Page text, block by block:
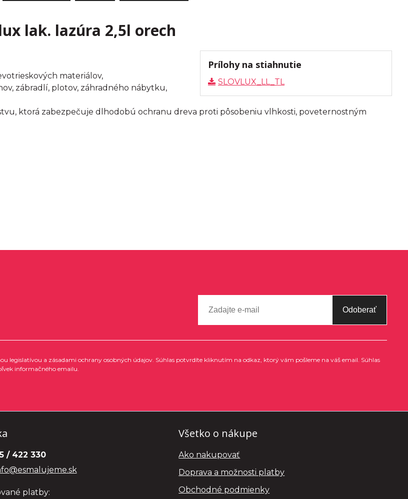
lak. lazúra 2,5l orech
Prílohy na stiahnutie
SLOVLUX_LL_TL
materiálov,
zábradlí, plotov, záhradného nábytku,
ktorá zabezpečuje dlhodobú ochranu dreva proti pôsobeniu vlhkosti, poveternostným
Odoberať
legislatívou a zásadami ochrany osobných údajov. Súhlas potvrdíte kliknutím na odkaz, ktorý vám pošleme na váš email. Súhlas
informačného emailu.
/ 422 330
platby:
Všetko o nákupe
Ako nakupovať
Doprava a možnosti platby
Obchodné podmienky